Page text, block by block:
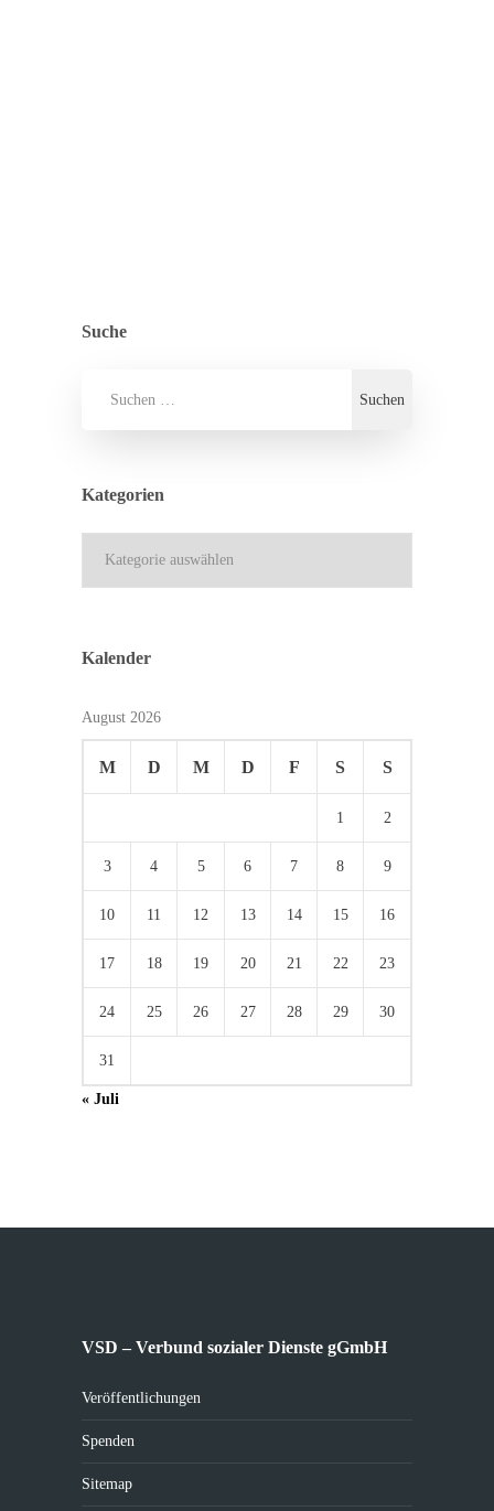
Suche
Kategorien
Kalender
August 2026
M D M D F S S
1 2
3 4 5 6 7 8 9
10 11 12 13 14 15 16
17 18 19 20 21 22 23
24 25 26 27 28 29 30
31
« Juli
VSD – Verbund sozialer Dienste gGmbH
Veröffentlichungen
Spenden
Sitemap